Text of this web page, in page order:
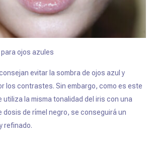
para ojos azules
evitar la sombra de ojos azul y
los contrastes. Sin embargo, como es este
utiliza la misma tonalidad del iris con una
dosis de rímel negro, se conseguirá un
refinado.